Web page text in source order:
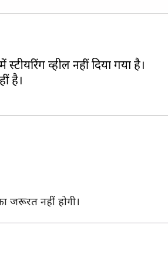
व्हील नहीं दिया गया है।
है।
जरूरत नहीं होगी।